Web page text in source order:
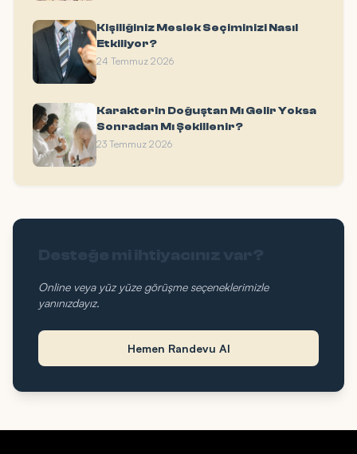
Kişiliğiniz Meslek Seçiminizi Nasıl
Etkiliyor?
24 Temmuz 2026
Karakterin Doğuştan Mı Gelir Yoksa
Sonradan Mı Şekillenir?
23 Temmuz 2026
Online veya yüz yüze görüşme seçeneklerimizle
yanınızdayız.
Hemen Randevu Al